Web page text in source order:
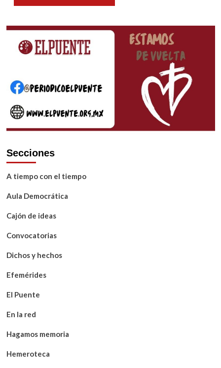
Secciones
A tiempo con el tiempo
Aula Democrática
Cajón de ideas
Convocatorias
Dichos y hechos
Efemérides
El Puente
En la red
Hagamos memoria
Hemeroteca